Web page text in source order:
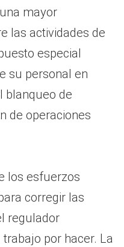
mayor
las actividades de
especial
su personal en
blanqueo de
de operaciones
los esfuerzos
corregir las
regulador
por hacer. La